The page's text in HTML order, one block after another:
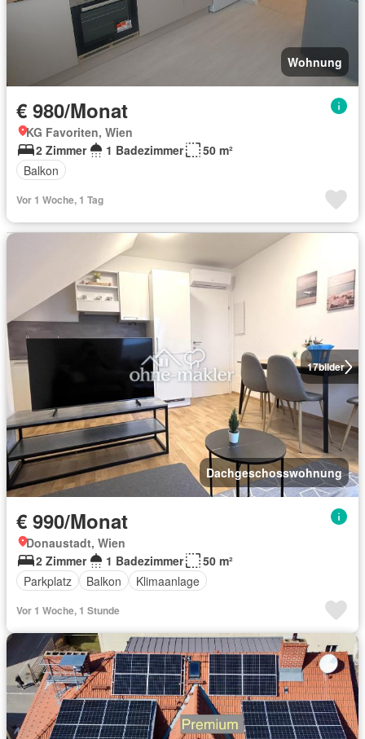
Wohnung
€ 980/Monat
KG Favoriten, Wien
2 Zimmer
1 Badezimmer
50 m²
Balkon
Vor 1 Woche, 1 Tag
17bilder
Dachgeschosswohnung
€ 990/Monat
Donaustadt, Wien
2 Zimmer
1 Badezimmer
50 m²
Parkplatz
Balkon Klimaanlage
Vor 1 Woche, 1 Stunde